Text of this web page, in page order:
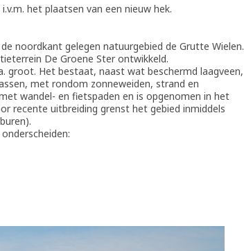
het plaatsen van een nieuw hek.
noordkant gelegen natuurgebied de Grutte Wielen.
De Groene Ster ontwikkeld.
groot. Het bestaat, naast wat beschermd laagveen,
met rondom zonneweiden, strand en
wandel- en fietspaden en is opgenomen in het
recente uitbreiding grenst het gebied inmiddels